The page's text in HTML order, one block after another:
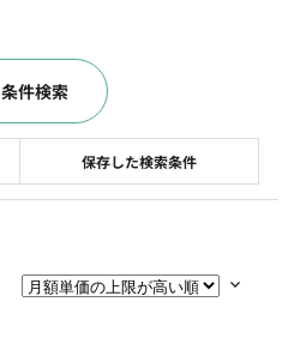
保存した検索条件
条件検索